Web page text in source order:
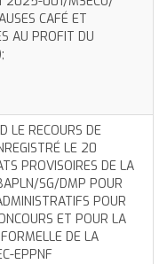
CAFÉ ET
AU PROFIT DU
LE RECOURS DE
LE 20
PROVISOIRES DE LA
SG/DMP POUR
POUR
ET POUR LA
DE LA
EPPNF